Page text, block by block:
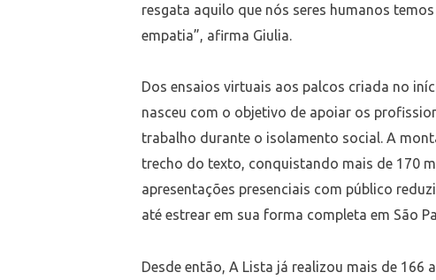
resgata aquilo que nós seres humanos
empatia”, afirma Giulia.
Dos ensaios virtuais aos palcos criada no
nasceu com o objetivo de apoiar os
trabalho durante o isolamento social. A
trecho do texto, conquistando mais de 170
apresentações presenciais com público
até estrear em sua forma completa em São
Desde então, A Lista já realizou mais de 166